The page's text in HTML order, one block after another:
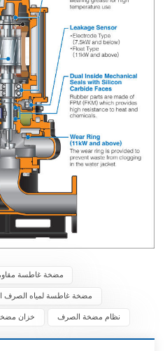
مضخة غاطسة مقاومة
مضخة غاطسة لمياه الصرف
خزان نظام مضخة الصرف